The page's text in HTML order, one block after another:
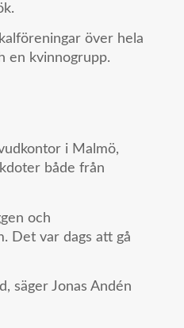
över hela
en kvinnogrupp.
i Malmö,
både från
och
Det var dags att gå
säger Jonas Andén